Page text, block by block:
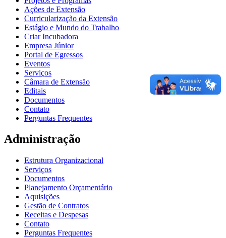
Ações de Extensão
Curricularização da Extensão
Estágio e Mundo do Trabalho
Criar Incubadora
Empresa Júnior
Portal de Egressos
Eventos
Serviços
Câmara de Extensão
Editais
Documentos
Contato
Perguntas Frequentes
Administração
Estrutura Organizacional
Serviços
Documentos
Planejamento Orçamentário
Aquisições
Gestão de Contratos
Receitas e Despesas
Contato
Perguntas Frequentes